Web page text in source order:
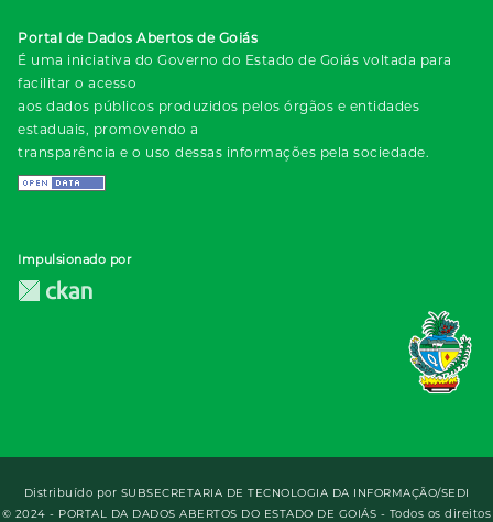
Portal de Dados Abertos de Goiás
É uma iniciativa do Governo do Estado de Goiás voltada para
facilitar o acesso
aos dados públicos produzidos pelos órgãos e entidades
estaduais, promovendo a
transparência e o uso dessas informações pela sociedade.
Impulsionado por
Distribuído por SUBSECRETARIA DE TECNOLOGIA DA INFORMAÇÃO/SEDI
© 2024 - PORTAL DA DADOS ABERTOS DO ESTADO DE GOIÁS - Todos os direitos